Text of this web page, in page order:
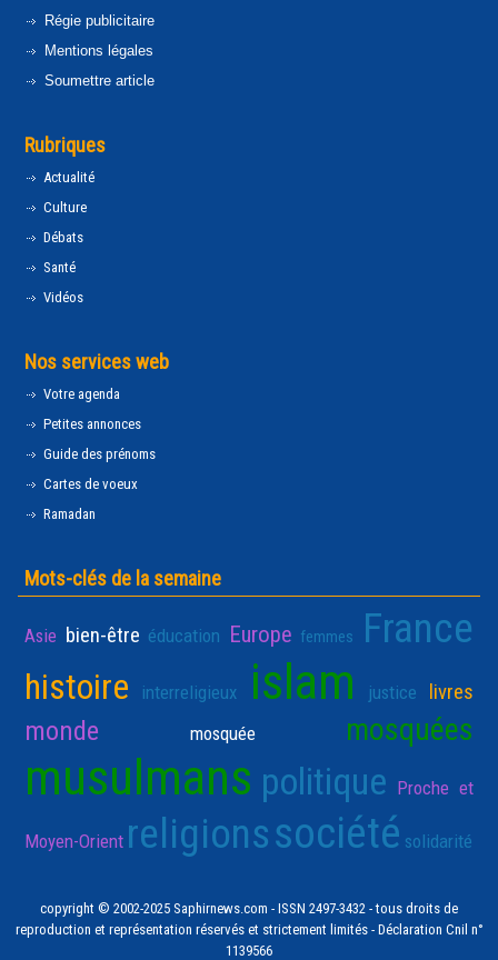
Régie publicitaire
Mentions légales
Soumettre article
Rubriques
Actualité
Culture
Débats
Santé
Vidéos
Nos services web
Votre agenda
Petites annonces
Guide des prénoms
Cartes de voeux
Ramadan
Mots-clés de la semaine
Asie bien-être éducation Europe femmes France
histoire interreligieux islam justice livres
monde mosquée mosquées
musulmans politique Proche et
Moyen-Orient religionssociété solidarité
copyright © 2002-2025 Saphirnews.com - ISSN 2497-3432 - tous droits de
reproduction et représentation réservés et strictement limités - Déclaration Cnil n°
1139566